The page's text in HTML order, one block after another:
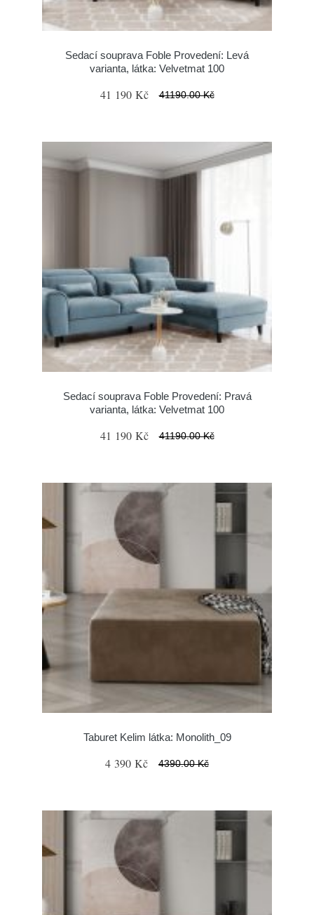
Sedací souprava Foble Provedení: Levá
varianta, látka: Velvetmat 100
41 190 Kč 41190.00 Kč
Sedací souprava Foble Provedení: Pravá
varianta, látka: Velvetmat 100
41 190 Kč 41190.00 Kč
Taburet Kelim látka: Monolith_09
4 390 Kč 4390.00 Kč